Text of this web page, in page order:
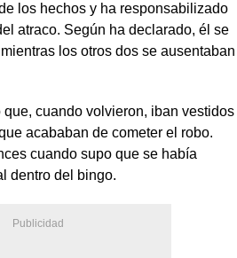
los hechos y ha responsabilizado
atraco. Según ha declarado, él se
los otros dos se ausentaban
cuando volvieron, iban vestidos
acababan de cometer el robo.
cuando supo que se había
dentro del bingo.